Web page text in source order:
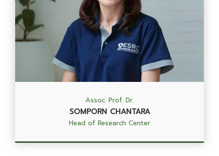
Assoc. Prof. Dr.
SOMPORN CHANTARA
Head of Research Center